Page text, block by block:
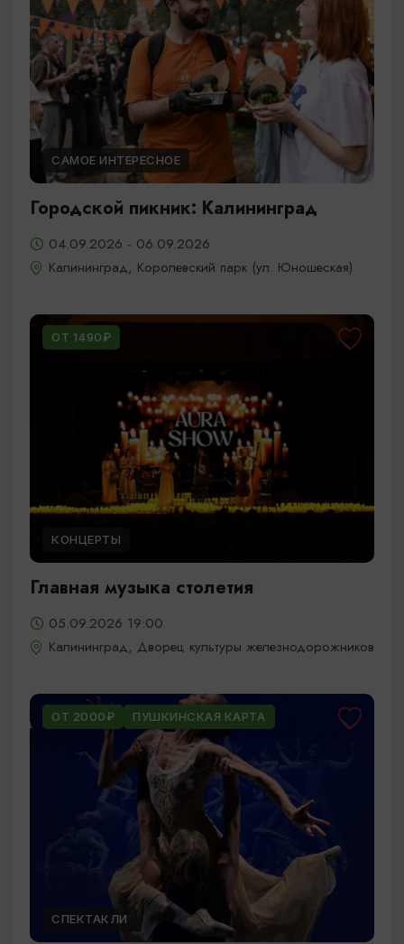
САМОЕ ИНТЕРЕСНОЕ
Городской пикник: Калининград
04.09.2026 - 06.09.2026
Калининград, Королевский парк (ул. Юношеская)
ОТ 1490₽
КОНЦЕРТЫ
Главная музыка столетия
05.09.2026 19:00
Калининград, Дворец культуры железнодорожников
ОТ 2000₽ ПУШКИНСКАЯ КАРТА
СПЕКТАКЛИ